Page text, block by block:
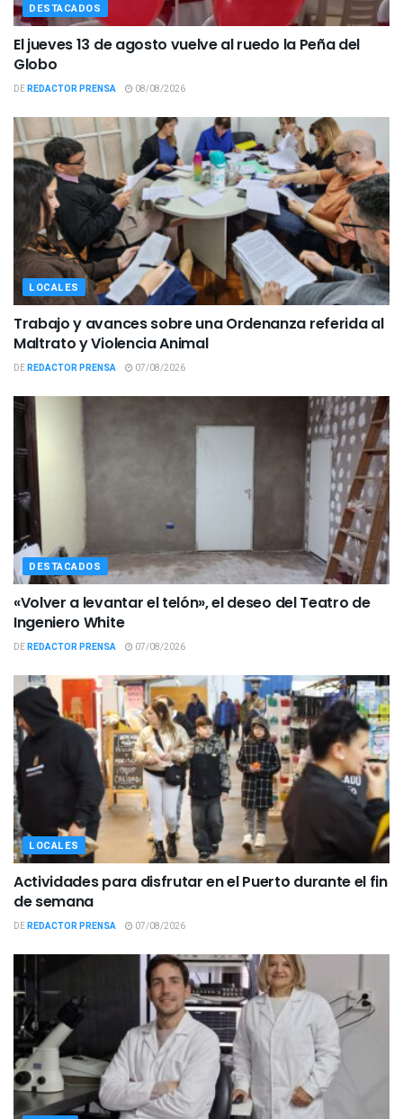
DESTACADOS
El jueves 13 de agosto vuelve al ruedo la Peña del
Globo
DEREDACTOR PRENSA 08/08/2026
LOCALES
Trabajo y avances sobre una Ordenanza referida al
Maltrato y Violencia Animal
DEREDACTOR PRENSA 07/08/2026
DESTACADOS
«Volver a levantar el telón», el deseo del Teatro de
Ingeniero White
DEREDACTOR PRENSA 07/08/2026
LOCALES
Actividades para disfrutar en el Puerto durante el fin
de semana
DEREDACTOR PRENSA 07/08/2026